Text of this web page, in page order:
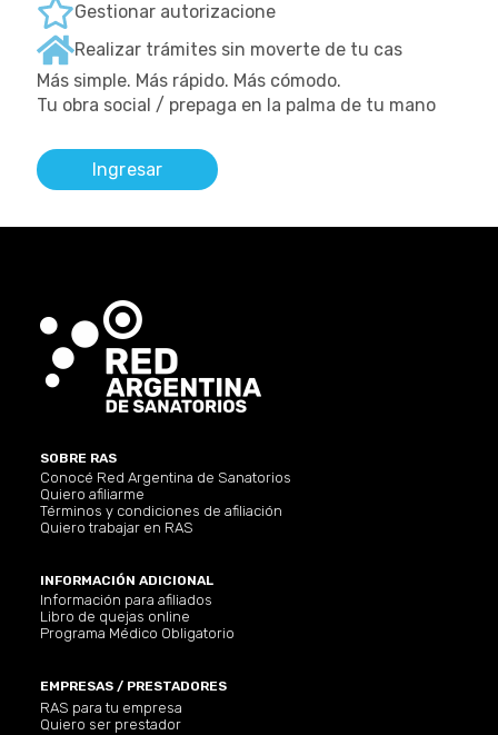
Gestionar autorizacione
Realizar trámites sin moverte de tu cas
Más simple. Más rápido. Más cómodo.
Tu obra social / prepaga en la palma de tu mano
Ingresar
SOBRE RAS
Conocé Red Argentina de Sanatorios
Quiero afiliarme
Términos y condiciones de afiliación
Quiero trabajar en RAS
INFORMACIÓN ADICIONAL
Información para afiliados
Libro de quejas online
Programa Médico Obligatorio
EMPRESAS / PRESTADORES
RAS para tu empresa
Quiero ser prestador